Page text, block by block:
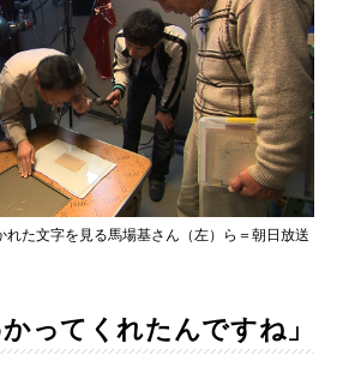
れた文字を見る馬場基さん（左）ら＝朝日放送
ってくれたんですね」